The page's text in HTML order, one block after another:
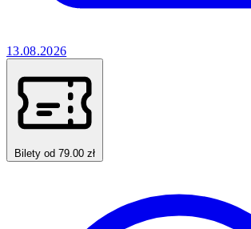
13.08.2026
Bilety od 79.00 zł